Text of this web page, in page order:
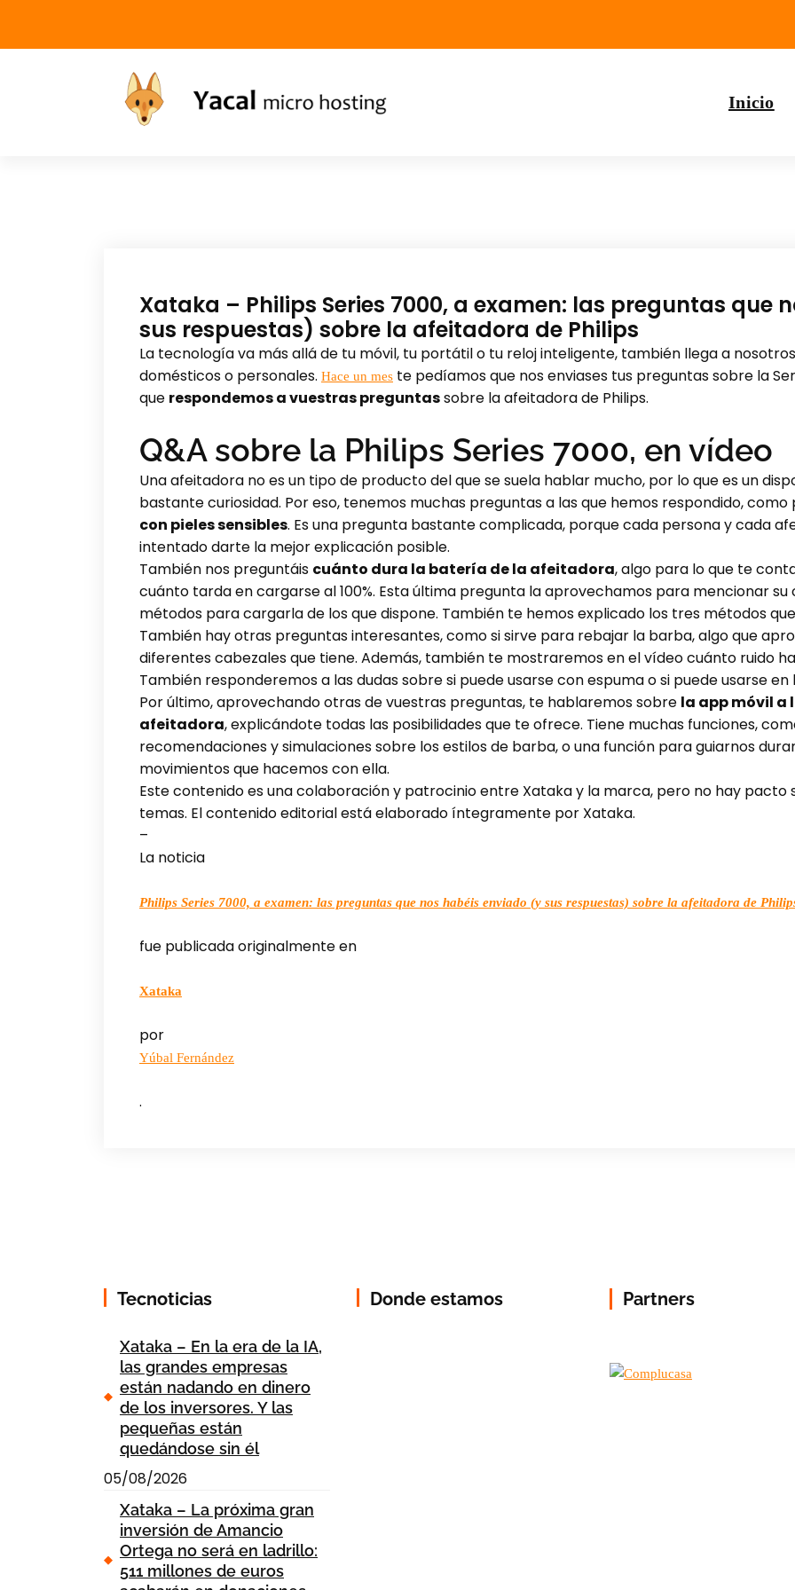
Inicio
Xataka – Philips Series 7000, a examen: las preguntas que
sus respuestas) sobre la afeitadora de Philips
La tecnología va más allá de tu móvil, tu portátil o tu reloj inteligente, también llega a
domésticos o personales. Hace un mes te pedíamos que nos enviases tus preguntas sobre la
que respondemos a vuestras preguntassobre la afeitadora de Philips.
Q&A sobre la Philips Series 7000, en vídeo
Una afeitadora no es un tipo de producto del que se suela hablar mucho, por lo que es un
bastante curiosidad. Por eso, tenemos muchas preguntas a las que hemos respondido,
con pieles sensibles. Es una pregunta bastante complicada, porque cada persona y cada
intentado darte la mejor explicación posible.
También nos preguntáis cuánto dura la batería de la afeitadora, algo para lo que te
cuánto tarda en cargarse al 100%. Esta última pregunta la aprovechamos para mencionar
métodos para cargarla de los que dispone. También te hemos explicado los tres métodos
También hay otras preguntas interesantes, como si sirve para rebajar la barba, algo que
diferentes cabezales que tiene. Además, también te mostraremos en el vídeo cuánto ruido
También responderemos a las dudas sobre si puede usarse con espuma o si puede usarse en
Por último, aprovechando otras de vuestras preguntas, te hablaremos sobre la app móvil a
afeitadora, explicándote todas las posibilidades que te ofrece. Tiene muchas funciones,
recomendaciones y simulaciones sobre los estilos de barba, o una función para guiarnos
movimientos que hacemos con ella.
Este contenido es una colaboración y patrocinio entre Xataka y la marca, pero no hay pacto
temas. El contenido editorial está elaborado íntegramente por Xataka.
–
La noticia
Philips Series 7000, a examen: las preguntas que nos habéis enviado (y sus respuestas) sobre la afeitadora de
fue publicada originalmente en
Xataka
por
Yúbal Fernández
.
Tecnoticias
Xataka – En la era de la IA,
las grandes empresas
están nadando en dinero
de los inversores. Y las
pequeñas están
quedándose sin él
05/08/2026
Xataka – La próxima gran
inversión de Amancio
Ortega no será en ladrillo:
511 millones de euros
Donde estamos Partners